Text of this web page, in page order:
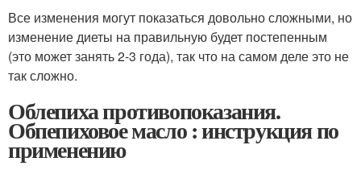
Все изменения могут показаться довольно сложными, но
изменение диеты на правильную будет постепенным
(это может занять 2-3 года), так что на самом деле это не
так сложно.
Облепиха противопоказания.
Обпепиховое масло : инструкция по
применению